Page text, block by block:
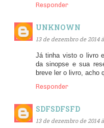
Responder
UNKNOWN
13 de dezembro de 2014
Já tinha visto o livro
da sinopse e sua
breve ler o livro, acho
Responder
SDFSDFSFD
13 de dezembro de 2014